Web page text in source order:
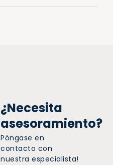
¿Necesita
asesoramiento?
Póngase en
contacto con
nuestra especialista!